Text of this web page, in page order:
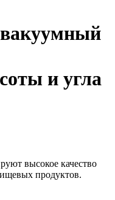
и угла
высокое качество
продуктов.